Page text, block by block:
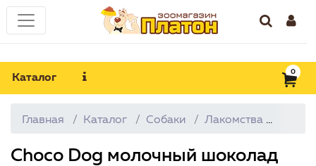
Каталог
0
Главная Каталог Собаки Лакомства
Choco Dog молочный шоколад